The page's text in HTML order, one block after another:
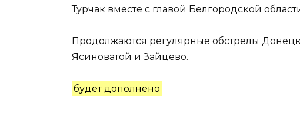
Турчак вместе с главой Белгородской
Продолжаются регулярные обстрелы
Ясиноватой и Зайцево.
будет дополнено